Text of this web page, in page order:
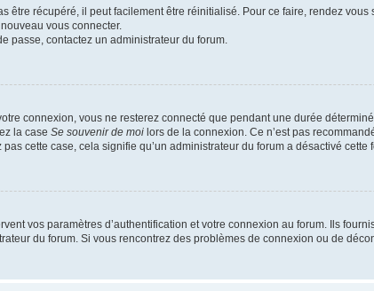
être récupéré, il peut facilement être réinitialisé. Pour ce faire, rendez
vous connecter.
passe, contactez un administrateur du forum.
connexion, vous ne resterez connecté que pendant une durée
la case Se souvenir de moi lors de la connexion. Ce n’est pas
cette case, cela signifie qu’un administrateur du forum a désactivé cette
vos paramètres d’authentification et votre connexion au forum. Ils
du forum. Si vous rencontrez des problèmes de connexion ou de